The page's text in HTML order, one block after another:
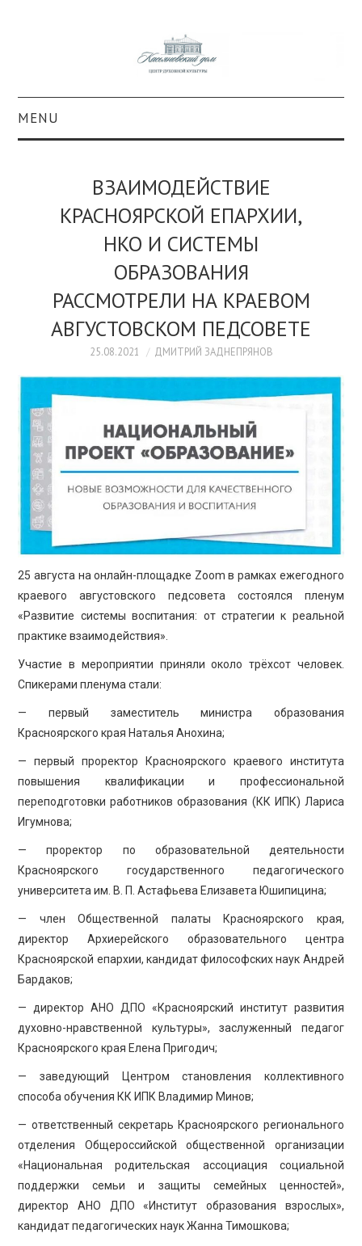
MENU
КОЛЛЕКЦИИ
ОБРАЗОВАНИЕ
ВЗАИМОДЕЙСТВИЕ
КРАСНОЯРСКОЙ ЕПАРХИИ,
НКО И СИСТЕМЫ
ОБРАЗОВАНИЯ
РАССМОТРЕЛИ НА КРАЕВОМ
АВГУСТОВСКОМ ПЕДСОВЕТЕ
25.08.2021 ДМИТРИЙ ЗАДНЕПРЯНОВ
25 августа на онлайн-площадке Zoom в рамках ежегодного
краевого августовского педсовета состоялся пленум
«Развитие системы воспитания: от стратегии к реальной
практике взаимодействия».
Участие в мероприятии приняли около трёхсот человек.
Спикерами пленума стали:
— первый заместитель министра образования
Красноярского края Наталья Анохина;
— первый проректор Красноярского краевого института
повышения квалификации и профессиональной
переподготовки работников образования (КК ИПК) Лариса
Игумнова;
— проректор по образовательной деятельности
Красноярского государственного педагогического
университета им. В. П. Астафьева Елизавета Юшипицина;
— член Общественной палаты Красноярского края,
директор Архиерейского образовательного центра
Красноярской епархии, кандидат философских наук Андрей
Бардаков;
— директор АНО ДПО «Красноярский институт развития
духовно-нравственной культуры», заслуженный педагог
Красноярского края Елена Пригодич;
— заведующий Центром становления коллективного
способа обучения КК ИПК Владимир Минов;
— ответственный секретарь Красноярского регионального
отделения Общероссийской общественной организации
«Национальная родительская ассоциация социальной
поддержки семьи и защиты семейных ценностей»,
директор АНО ДПО «Институт образования взрослых»,
кандидат педагогических наук Жанна Тимошкова;